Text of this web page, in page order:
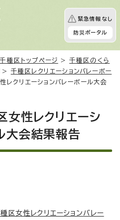
緊急情報なし
防災ポータル
千種区トップページ > 千種区のくら
> 千種区レクリエーションバレーボー
クリエーションバレーボール大会
性レクリエーシ
大会結果報告
女性レクリエーションバレー